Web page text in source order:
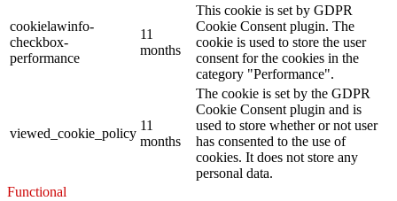
cookielawinfo-
checkbox-
performance
11
months
This cookie is set by GDPR
Cookie Consent plugin. The
cookie is used to store the user
consent for the cookies in the
category "Performance".
viewed_cookie_policy
11
months
The cookie is set by the GDPR
Cookie Consent plugin and is
used to store whether or not user
has consented to the use of
cookies. It does not store any
personal data.
Functional